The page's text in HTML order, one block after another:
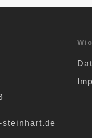
steinhart.de